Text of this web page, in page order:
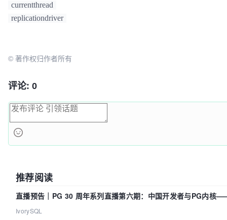
currentthread
replicationdriver
© 著作权归作者所有
评论: 0
推荐阅读
直播预告｜PG 30 周年系列直播第六期：中国开发者与PG内核
我们贡献了什么？
IvorySQL